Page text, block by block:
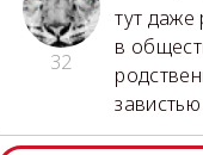
32
тут
в